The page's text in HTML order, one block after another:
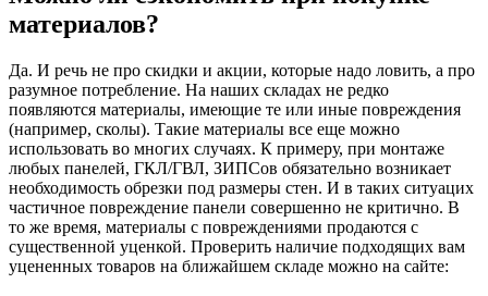
материалов?
Да. И речь не про скидки и акции, которые надо ловить, а про
разумное потребление. На наших складах не редко
появляются материалы, имеющие те или иные повреждения
(например, сколы). Такие материалы все еще можно
использовать во многих случаях. К примеру, при монтаже
любых панелей, ГКЛ/ГВЛ, ЗИПСов обязательно возникает
необходимость обрезки под размеры стен. И в таких ситуацих
частичное повреждение панели совершенно не критично. В
то же время, материалы с повреждениями продаются с
существенной уценкой. Проверить наличие подходящих вам
уцененных товаров на ближайшем складе можно на сайте: